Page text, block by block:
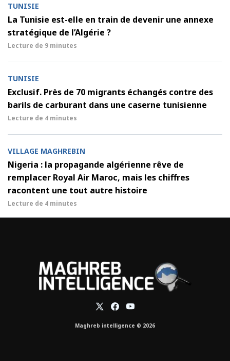
TUNISIE
La Tunisie est-elle en train de devenir une annexe
stratégique de l’Algérie ?
Lecture de 9 minutes
TUNISIE
Exclusif. Près de 70 migrants échangés contre des
barils de carburant dans une caserne tunisienne
Lecture de 4 minutes
VILLAGE MAGHREBIN
Nigeria : la propagande algérienne rêve de
remplacer Royal Air Maroc, mais les chiffres
racontent une tout autre histoire
Lecture de 4 minutes
Maghreb intelligence © 2026